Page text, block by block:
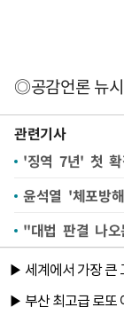
◎공감언론 뉴
관련기사
'징역 7년' 첫